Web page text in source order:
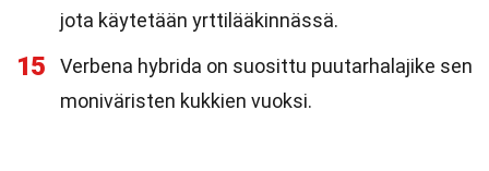
jota käytetään yrttilääkinnässä.
15
Verbena hybrida on suosittu puutarhalajike sen
moniväristen kukkien vuoksi.